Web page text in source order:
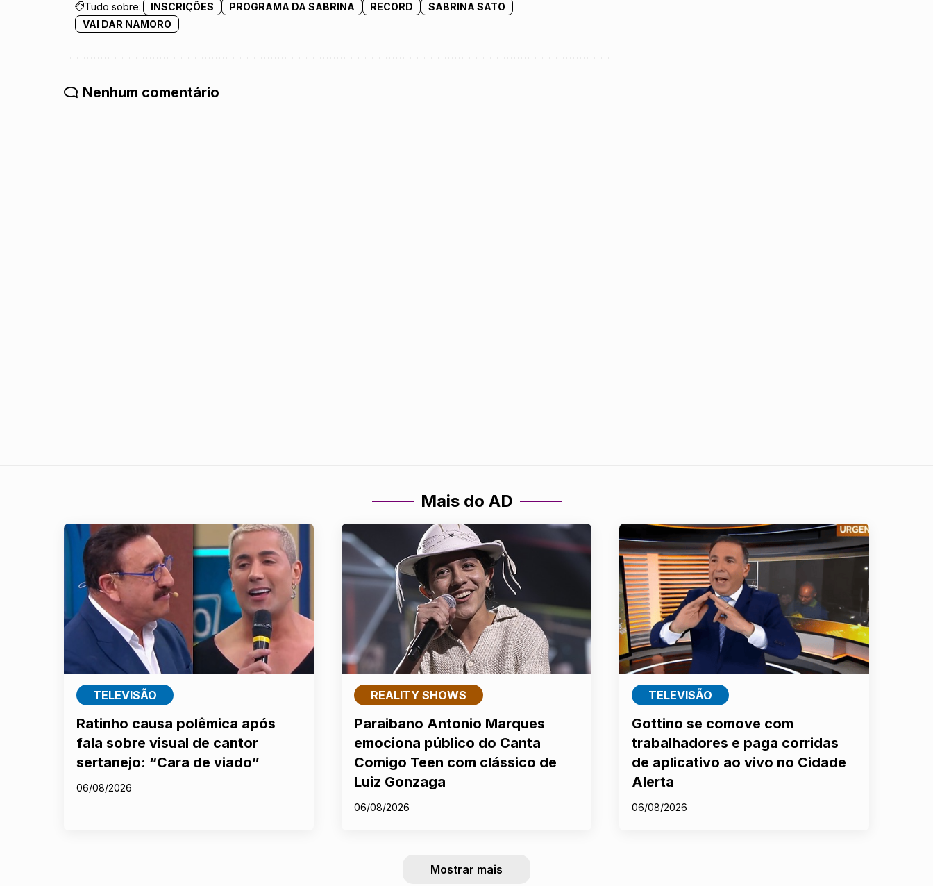
Tudo sobre: INSCRIÇÕES PROGRAMA DA SABRINA RECORD
SABRINA SATO
VAI DAR NAMORO
Nenhum comentário
Mais do AD
TELEVISÃO
Ratinho causa polêmica após
fala sobre visual de cantor
sertanejo: “Cara de viado”
06/08/2026
REALITY SHOWS
Paraibano Antonio Marques
emociona público do Canta
Comigo Teen com clássico de
Luiz Gonzaga
06/08/2026
TELEVISÃO
Gottino se comove com
trabalhadores e paga corridas
de aplicativo ao vivo no Cidade
Alerta
06/08/2026
Mostrar mais